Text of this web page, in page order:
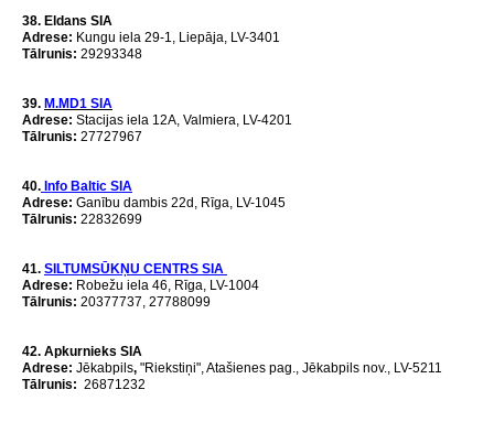
38. Eldans SIA
Аdrese: Kungu iela 29-1, Liepāja, LV-3401
Tālrunis: 29293348
39. M.MD1 SIA
Аdrese: Stacijas iela 12A, Valmiera, LV-4201
Tālrunis: 27727967
40. Info Baltic SIA
Аdrese: Ganību dambis 22d, Rīga, LV-1045
Tālrunis: 22832699
41. SILTUMSŪKŅU CENTRS SIA
Аdrese: Robežu iela 46, Rīga, LV-1004
Tālrunis: 20377737, 27788099
42. Apkurnieks SIA
Аdrese: Jēkabpils, "Riekstiņi", Atašienes pag., Jēkabpils nov., LV-5211
Tālrunis: 26871232